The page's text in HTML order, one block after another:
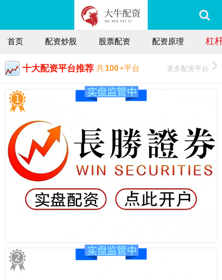
首页 配资炒股 股票配资 配资原理 杠
十大配资平台推荐 共100+平台 更多配资平台